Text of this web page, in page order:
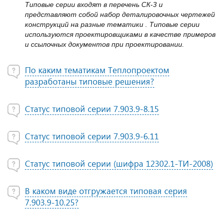
Типовые серии входят в перечень СК-3 и
представляют собой набор деталировочных чертежей
конструкций на разные тематики . Типовые серии
используются проектировщиками в качестве примеров
и ссылочных документов при проектировании.
По каким тематикам Теплопроектом
разработаны типовые решения?
Статус типовой серии 7.903.9-8.15
Статус типовой серии 7.903.9-6.11
Статус типовой серии (шифра 12302.1-ТИ-2008)
В каком виде отгружается типовая серия
7.903.9-10.25?